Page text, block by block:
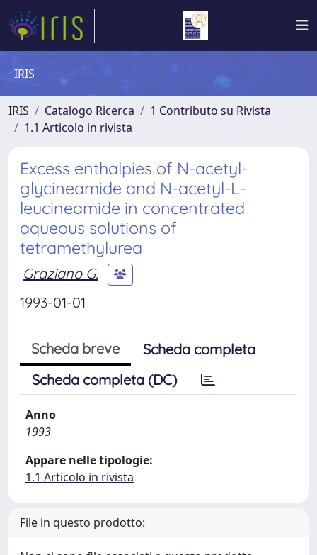
IRIS
IRIS Catalogo Ricerca
1 Contributo su Rivista
1.1 Articolo in rivista
Excess enthalpies of N-acetyl-
glycineamide and N-acetyl-L-
leucineamide in concentrated
aqueous solutions of
tetramethylurea
Graziano G.
1993-01-01
Scheda breve
Scheda completa
Scheda completa (DC)
Anno
1993
Appare nelle tipologie:
1.1 Articolo in rivista
File in questo prodotto: